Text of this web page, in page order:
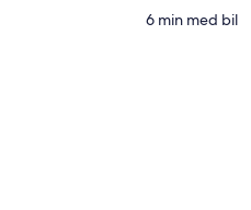
‪6 min med bil‬